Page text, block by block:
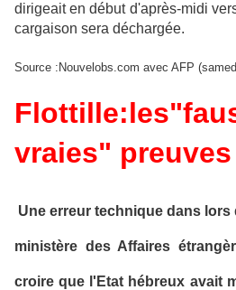
dirigeait en début d'après-midi
cargaison sera déchargée.
Source :Nouvelobs.com avec AFP
vraies"
Une erreur technique dans
ministère des Affaires
croire que l'Etat hébreux avait